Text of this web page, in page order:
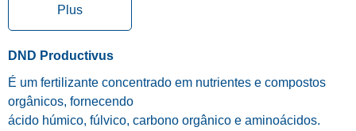
Plus
DND Productivus
É um fertilizante concentrado em nutrientes e compostos
orgânicos, fornecendo
ácido húmico, fúlvico, carbono orgânico e aminoácidos.